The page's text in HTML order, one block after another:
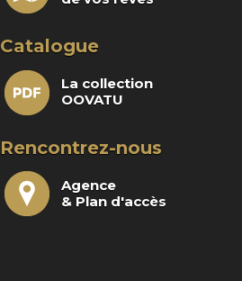
Catalogue
La collection
OOVATU
Rencontrez-nous
Agence
& Plan d'accès